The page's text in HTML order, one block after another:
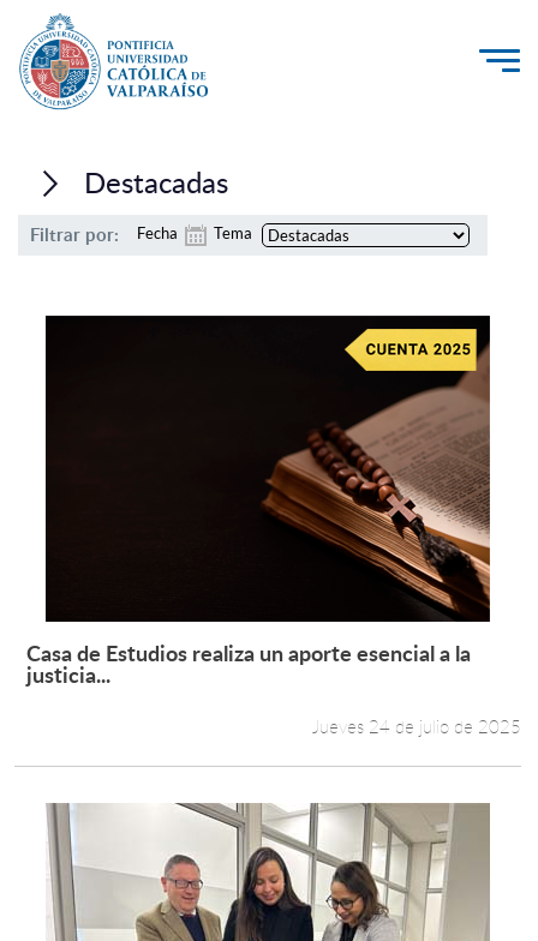
Investigación, Creación e Innovación
PUCV Internacional
Académicos
Funcionarios
English
Destacadas
Filtrar por: Fecha Tema
Leer más +
Casa de Estudios realiza un aporte esencial a la
justicia...
Jueves 24 de julio de 2025